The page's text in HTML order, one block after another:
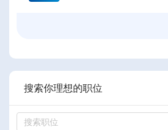
搜索你理想的职位